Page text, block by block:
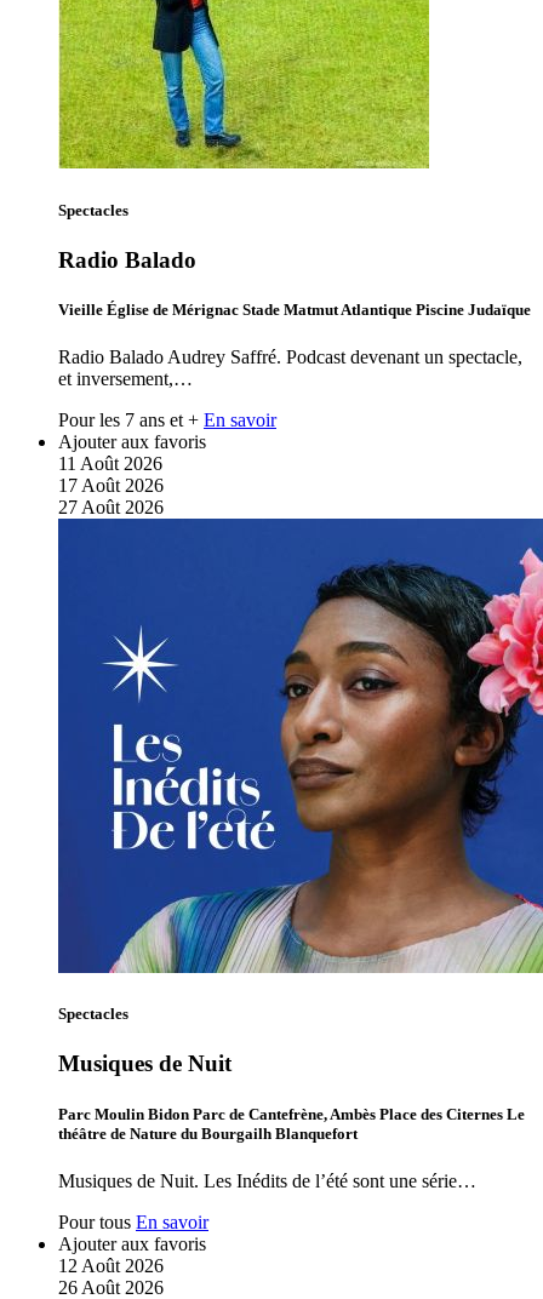
Spectacles
Radio Balado
Vieille Église de Mérignac Stade Matmut Atlantique Piscine Judaïque
Radio Balado Audrey Saffré. Podcast devenant un spectacle,
et inversement,…
Pour les 7 ans et + En savoir
Ajouter aux favoris
11 Août 2026
17 Août 2026
27 Août 2026
Spectacles
Musiques de Nuit
Parc Moulin Bidon Parc de Cantefrène, Ambès Place des Citernes Le
théâtre de Nature du Bourgailh Blanquefort
Musiques de Nuit. Les Inédits de l’été sont une série…
Pour tous En savoir
Ajouter aux favoris
12 Août 2026
26 Août 2026